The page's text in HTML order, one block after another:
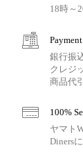
18時～
銀行振
クレジ
商品代
100%
ヤマト
Diners